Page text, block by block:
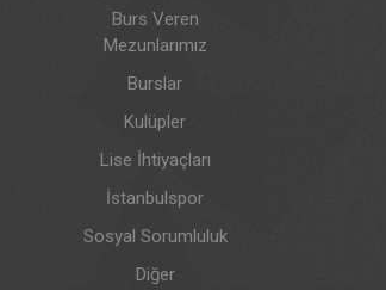
Burs Veren
Mezunlarımız
Burslar
Kulüpler
Lise İhtiyaçları
İstanbulspor
Sosyal Sorumluluk
Diğer